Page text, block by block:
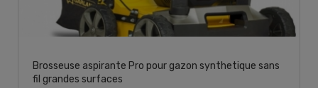
Brosseuse aspirante Pro pour gazon synthetique sans
fil grandes surfaces